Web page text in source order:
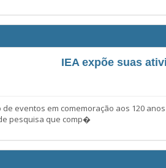
IEA expõe suas
eventos em comemoração aos 120
pesquisa que comp�